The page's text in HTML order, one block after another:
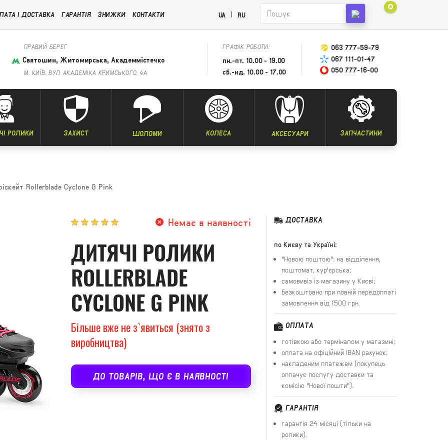
І ДОСТАВКА ГАРАНТІЯ ЗНИЖКИ КОНТАКТИ RU
UA
0
ПРАВИЙ БЕРЕГ
Святошин, Житомирська, Академмістечко
М. КИЇВ, ВУЛ. АКАДЕМІКА КРИМСЬКОГО, 4А
ГРАФІК РОБОТИ:
пн.-пт. 10.00 - 19.00
сб.-нд. 10.00 - 17.00
063 777-59-79
067 111-01-47
050 777-16-00
РОЛИКИ ЗАХИСТ ШОЛОМИ КОЛЕСА АКСЕСУАРИ ЗАПЧАСТИНИ
Rollerblade Cyclone G Pink
Немає в наявності
ДИТЯЧІ РОЛИКИ
ROLLERBLADE
CYCLONE G PINK
Більше вже не з`явиться (знято з
виробництва)
ДО ТОВАРІВ, ЩО Є В НАЯВНОСТІ
ДОСТАВКА
по Києву та Україні:
"Новою поштою": на відділення,
поштомат, кур'єрська;
самовивіз із магазину у Києві;
безкоштовно при повній передоплаті
замовлення від 1500 грн.
ОПЛАТА
готівкою або терміналом у магазині;
оплата на офіційний IBAN рахунок;
накладеним платежем (покупець
оплачує послугу доставки та
комісію "Нової пошти").
ГАРАНТІЯ
гарантія 24 місяці (тільки на
ролики).